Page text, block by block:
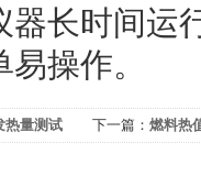
器长时间运
操作。
热量测试
下一篇： 燃料热